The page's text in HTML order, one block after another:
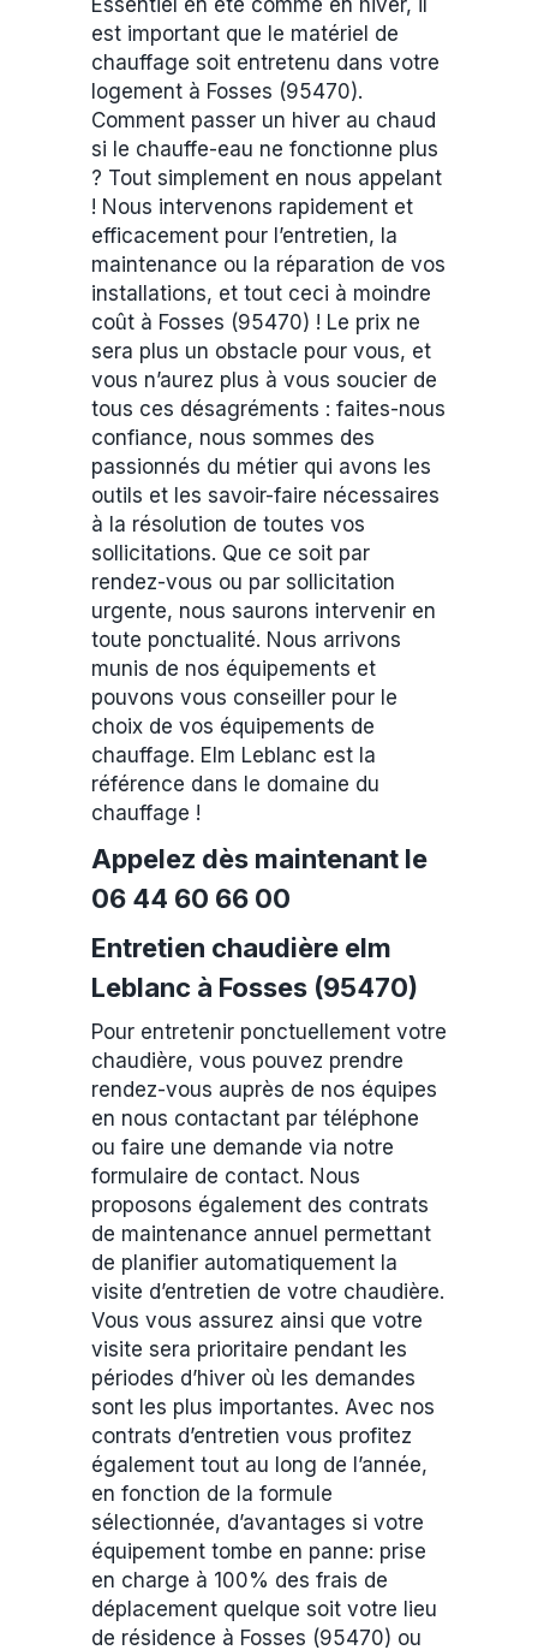
Essentiel en été comme en hiver, il
est important que le matériel de
chauffage soit entretenu dans votre
logement à Fosses (95470).
Comment passer un hiver au chaud
si le chauffe-eau ne fonctionne plus
? Tout simplement en nous appelant
! Nous intervenons rapidement et
efficacement pour l’entretien, la
maintenance ou la réparation de vos
installations, et tout ceci à moindre
coût à Fosses (95470) ! Le prix ne
sera plus un obstacle pour vous, et
vous n’aurez plus à vous soucier de
tous ces désagréments : faites-nous
confiance, nous sommes des
passionnés du métier qui avons les
outils et les savoir-faire nécessaires
à la résolution de toutes vos
sollicitations. Que ce soit par
rendez-vous ou par sollicitation
urgente, nous saurons intervenir en
toute ponctualité. Nous arrivons
munis de nos équipements et
pouvons vous conseiller pour le
choix de vos équipements de
chauffage. Elm Leblanc est la
référence dans le domaine du
chauffage !
Appelez dès maintenant le
06 44 60 66 00
Entretien chaudière elm
Leblanc à Fosses (95470)
Pour entretenir ponctuellement votre
chaudière, vous pouvez prendre
rendez-vous auprès de nos équipes
en nous contactant par téléphone
ou faire une demande via notre
formulaire de contact. Nous
proposons également des contrats
de maintenance annuel permettant
de planifier automatiquement la
visite d’entretien de votre chaudière.
Vous vous assurez ainsi que votre
visite sera prioritaire pendant les
périodes d’hiver où les demandes
sont les plus importantes. Avec nos
contrats d’entretien vous profitez
également tout au long de l’année,
en fonction de la formule
sélectionnée, d’avantages si votre
équipement tombe en panne: prise
en charge à 100% des frais de
déplacement quelque soit votre lieu
de résidence à Fosses (95470) ou